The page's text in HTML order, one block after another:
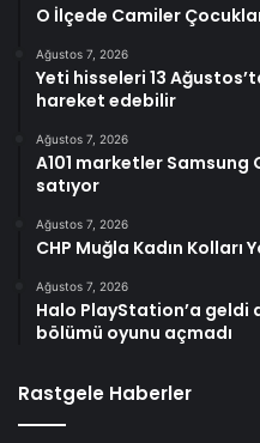
O İlçede Camiler
Ağustos 7, 2026
Yeti hisseleri 13
hareket edebilir
Ağustos 7, 2026
A101 marketler Samsung
satıyor
Ağustos 7, 2026
CHP Muğla Kadın Kolları
Ağustos 7, 2026
Halo PlayStation’a geldi
bölümü oyunu açmadı
Rastgele Haberler